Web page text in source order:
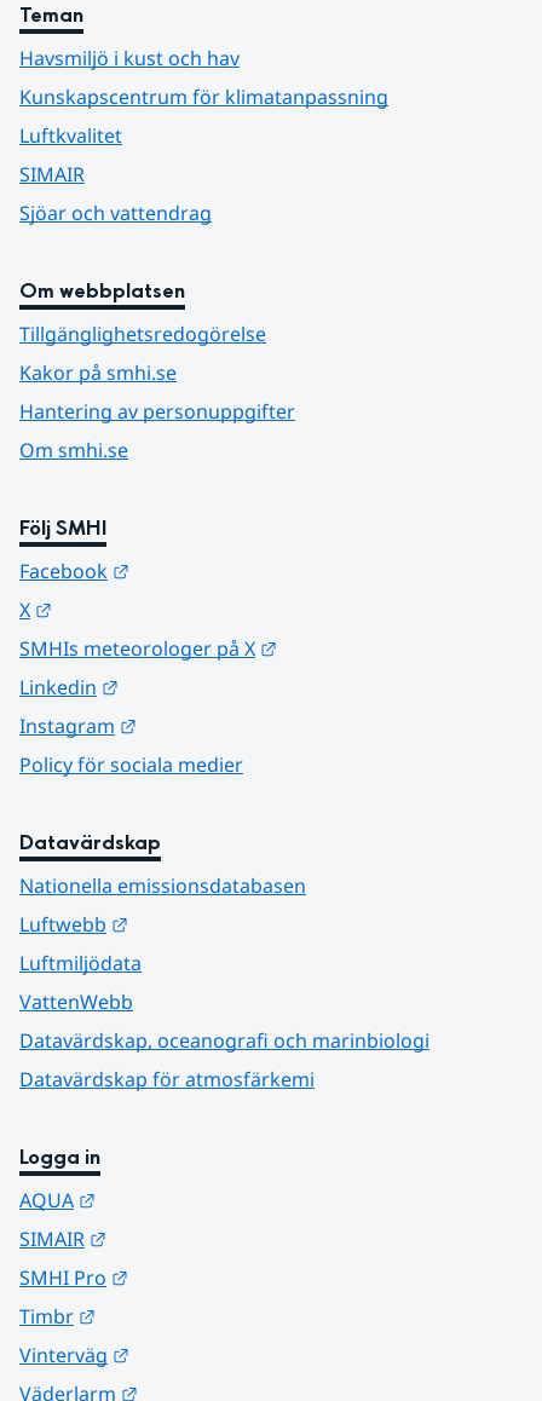
Teman
Havsmiljö i kust och hav
Kunskapscentrum för klimatanpassning
Luftkvalitet
SIMAIR
Sjöar och vattendrag
Om webbplatsen
Tillgänglighetsredogörelse
Kakor på smhi.se
Hantering av personuppgifter
Om smhi.se
Följ SMHI
Facebook
X
SMHIs meteorologer på X
Linkedin
Instagram
Policy för sociala medier
Datavärdskap
Nationella emissionsdatabasen
Luftwebb
Luftmiljödata
VattenWebb
Datavärdskap, oceanografi och marinbiologi
Datavärdskap för atmosfärkemi
Logga in
AQUA
SIMAIR
SMHI Pro
Timbr
Vinterväg
Väderlarm